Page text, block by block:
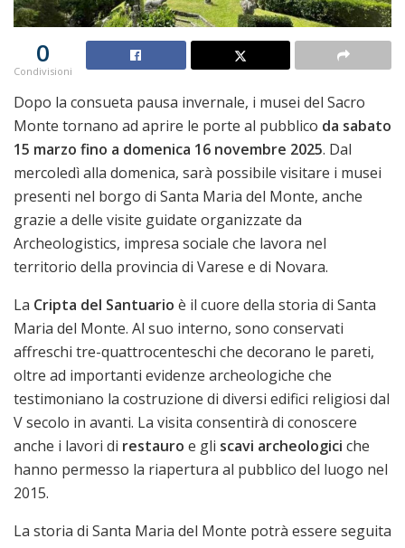
0
Condivisioni
Dopo la consueta pausa invernale, i musei del Sacro
Monte tornano ad aprire le porte al pubblico da sabato
15 marzo fino a domenica 16 novembre 2025. Dal
mercoledì alla domenica, sarà possibile visitare i musei
presenti nel borgo di Santa Maria del Monte, anche
grazie a delle visite guidate organizzate da
Archeologistics, impresa sociale che lavora nel
territorio della provincia di Varese e di Novara.
La Cripta del Santuario è il cuore della storia di Santa
Maria del Monte. Al suo interno, sono conservati
affreschi tre-quattrocenteschi che decorano le pareti,
oltre ad importanti evidenze archeologiche che
testimoniano la costruzione di diversi edifici religiosi dal
V secolo in avanti. La visita consentirà di conoscere
anche i lavori di restauro e gli scavi archeologici che
hanno permesso la riapertura al pubblico del luogo nel
2015.
La storia di Santa Maria del Monte potrà essere seguita